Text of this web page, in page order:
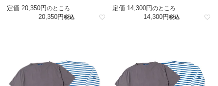
定価 20,350 のところ
20,350 税込
定価 14,300 のところ
14,300 税込